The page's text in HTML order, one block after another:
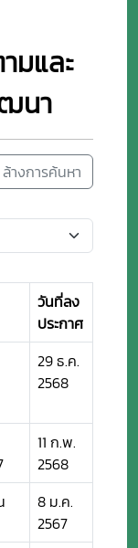
มและ
นา
ล้างการค้นหา
วันที่ลง
ประกาศ
29 ธ.ค.
2568
11 ก.พ.
2568
8 ม.ค.
2567